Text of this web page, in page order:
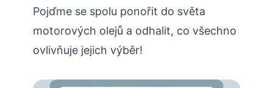
Pojďme se spolu ponořit do světa
motorových olejů a odhalit, co všechno
ovlivňuje jejich výběr!